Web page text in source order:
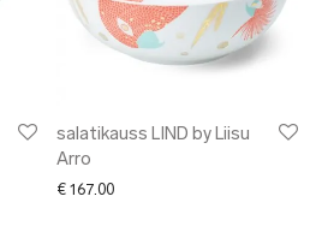
salatikauss LIND by Liisu
Arro
€ 167.00